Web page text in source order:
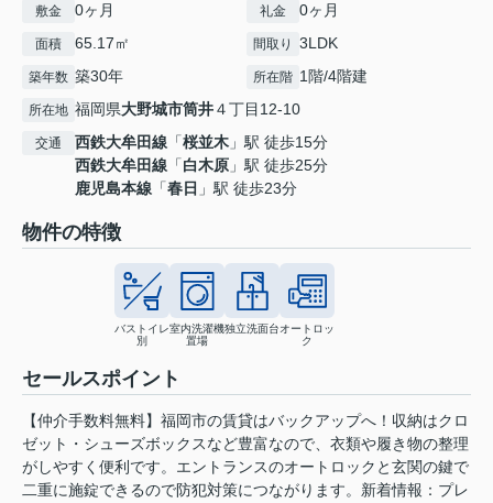
敷金 0ヶ月 礼金 0ヶ月
面積 65.17㎡ 間取り 3LDK
築年数 築30年 所在階 1階/4階建
所在地 福岡県大野城市筒井４丁目12-10
交通 西鉄大牟田線 「桜並木 」駅 徒歩15分
西鉄大牟田線 「白木原 」駅 徒歩25分
鹿児島本線 「春日 」駅 徒歩23分
物件の特徴
バストイレ
別
室内洗濯機
置場
独立洗面台オートロッ
ク
セールスポイント
【仲介手数料無料】福岡市の賃貸はバックアップへ！収納はクロ
ゼット・シューズボックスなど豊富なので、衣類や履き物の整理
がしやすく便利です。エントランスのオートロックと玄関の鍵で
二重に施錠できるので防犯対策につながります。新着情報：プレ